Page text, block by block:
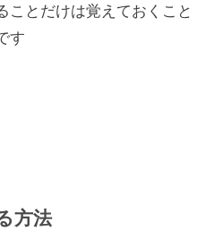
ことだけは覚えておくこと
す
方法